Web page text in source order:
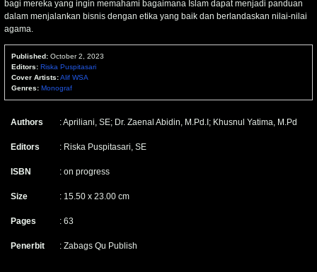
bagi mereka yang ingin memahami bagaimana Islam dapat menjadi panduan
dalam menjalankan bisnis dengan etika yang baik dan berlandaskan nilai-nilai
agama.
Published: October 2, 2023
Editors: Riska Puspitasari
Cover Artists:Alif WSA
Genres: Monograf
Authors : Apriliani, SE; Dr. Zaenal Abidin, M.Pd.I; Khusnul Yatima, M.Pd
Editors : Riska Puspitasari, SE
ISBN : on progress
Size : 15.50 x 23.00 cm
Pages : 63
Penerbit : Zabags Qu Publish